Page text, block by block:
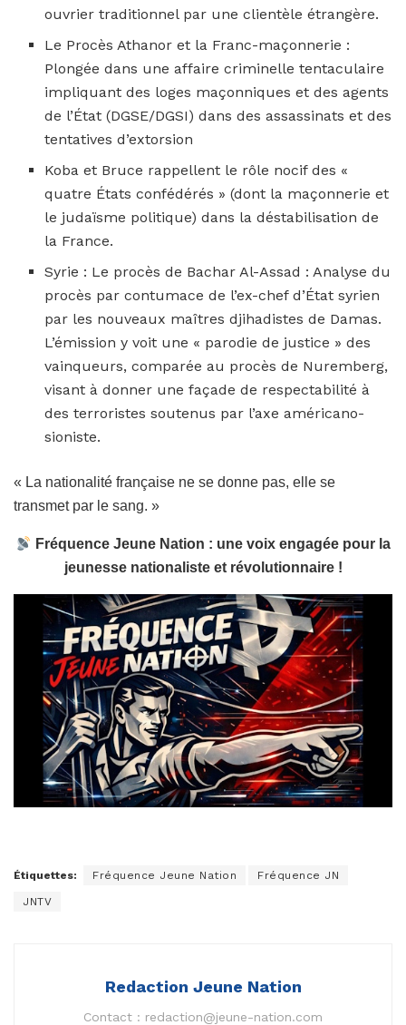
ouvrier traditionnel par une clientèle étrangère.
Le Procès Athanor et la Franc-maçonnerie :
Plongée dans une affaire criminelle tentaculaire
impliquant des loges maçonniques et des agents
de l’État (DGSE/DGSI) dans des assassinats et des
tentatives d’extorsion
Koba et Bruce rappellent le rôle nocif des «
quatre États confédérés » (dont la maçonnerie et
le judaïsme politique) dans la déstabilisation de
la France.
Syrie : Le procès de Bachar Al-Assad : Analyse du
procès par contumace de l’ex-chef d’État syrien
par les nouveaux maîtres djihadistes de Damas.
L’émission y voit une « parodie de justice » des
vainqueurs, comparée au procès de Nuremberg,
visant à donner une façade de respectabilité à
des terroristes soutenus par l’axe américano-
sioniste.
« La nationalité française ne se donne pas, elle se
transmet par le sang. »
Fréquence Jeune Nation : une voix engagée pour la
jeunesse nationaliste et révolutionnaire !
Étiquettes: Fréquence Jeune Nation Fréquence JN
JNTV
Redaction Jeune Nation
Contact : redaction@jeune-nation.com